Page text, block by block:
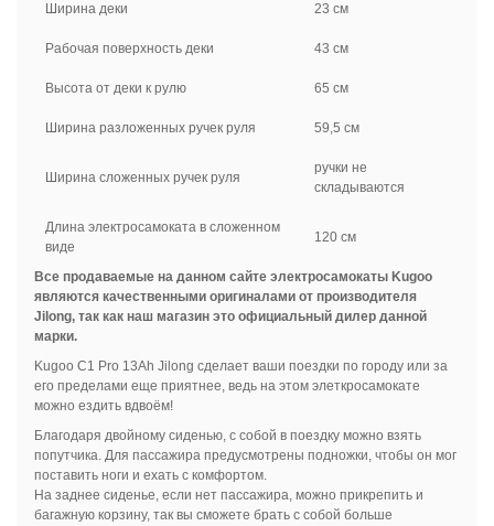
Ширина деки 23 см
Рабочая поверхность деки 43 см
Высота от деки к рулю 65 см
Ширина разложенных ручек руля 59,5 см
Ширина сложенных ручек руля
ручки не
складываются
Длина электросамоката в сложенном
виде
120 см
Все продаваемые на данном сайте электросамокаты Kugoo
являются качественными оригиналами от производителя
Jilong, так как наш магазин это официальный дилер данной
марки.
Kugoo C1 Pro 13Ah Jilong сделает ваши поездки по городу или за
его пределами еще приятнее, ведь на этом элеткросамокате
можно ездить вдвоём!
Благодаря двойному сиденью, с собой в поездку можно взять
попутчика. Для пассажира предусмотрены подножки, чтобы он мог
поставить ноги и ехать с комфортом.
На заднее сиденье, если нет пассажира, можно прикрепить и
багажную корзину, так вы сможете брать с собой больше